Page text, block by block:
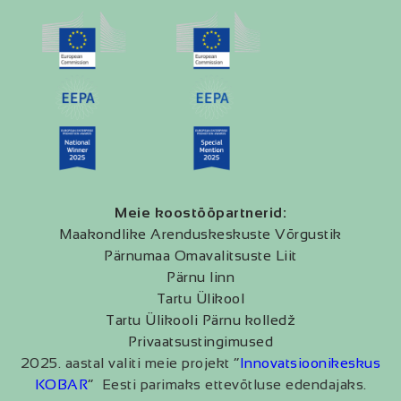
Meie koostööpartnerid:
Maakondlike Arenduskeskuste Võrgustik
Pärnumaa Omavalitsuste Liit
Pärnu linn
Tartu Ülikool
Tartu Ülikooli Pärnu kolledž
Privaatsustingimused
2025. aastal valiti meie projekt “Innovatsioonikeskus
KOBAR” Eesti parimaks ettevõtluse edendajaks.